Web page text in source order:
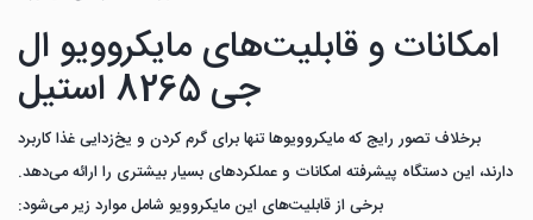
امکانات و قابلیت‌های مایکروویو ال
جی 8265 استیل
برخلاف تصور رایج که مایکروویوها تنها برای گرم کردن و یخ‌زدایی غذا کاربرد
دارند، این دستگاه پیشرفته امکانات و عملکردهای بسیار بیشتری را ارائه می‌دهد.
برخی از قابلیت‌های این مایکروویو شامل موارد زیر می‌شود: